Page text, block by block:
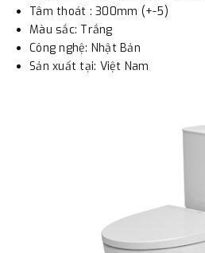
khách, chúng tôi sẽ thực hiện
Tâm thoát : 300mm (+-5)
Màu sắc: Trắng
Công nghệ: Nhật Bản
Sản xuất tại: Việt Nam